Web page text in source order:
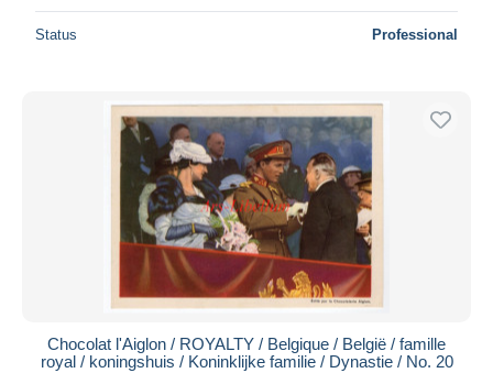
Status Professional
Chocolat l'Aiglon / ROYALTY / Belgique / België / famille
royal / koningshuis / Koninklijke familie / Dynastie / No. 20